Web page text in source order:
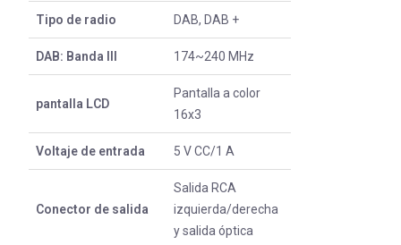
Tipo de radio DAB, DAB +
DAB: Banda III 174~240 MHz
pantalla LCD
Pantalla a color
16x3
Voltaje de entrada 5 V CC/1 A
Conector de salida
Salida RCA
izquierda/derecha
y salida óptica